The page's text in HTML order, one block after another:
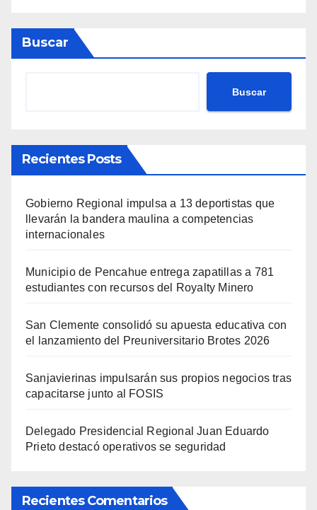
Buscar
Buscar
Recientes Posts
Gobierno Regional impulsa a 13 deportistas que
llevarán la bandera maulina a competencias
internacionales
Municipio de Pencahue entrega zapatillas a 781
estudiantes con recursos del Royalty Minero
San Clemente consolidó su apuesta educativa con
el lanzamiento del Preuniversitario Brotes 2026
Sanjavierinas impulsarán sus propios negocios tras
capacitarse junto al FOSIS
Delegado Presidencial Regional Juan Eduardo
Prieto destacó operativos se seguridad
Recientes Comentarios